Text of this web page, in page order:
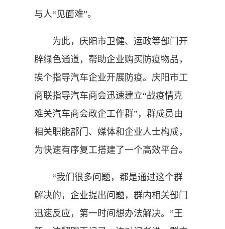
与人“见面难”。
为此，庆阳市卫健、运政等部门开
辟绿色通道，帮助企业购买防疫物品，
挨个指导汽车企业开展防疫。庆阳市工
商联指导汽车商会迅速建立“战疫情克
难关汽车商会政企工作群”，群成员由
相关职能部门、媒体和企业人士构成，
为快速有序复工搭建了一个高效平台。
“我们很多问题，都是通过这个群
解决的，企业提出问题，群内相关部门
迅速反应，第一时间想办法解决。”王